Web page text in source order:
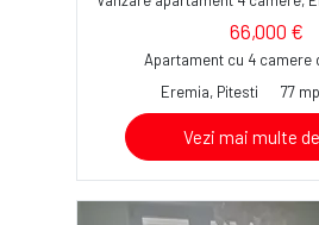
66,000 €
Apartament cu 4 camere
Eremia, Pitesti
77 mp
Vezi mai multe